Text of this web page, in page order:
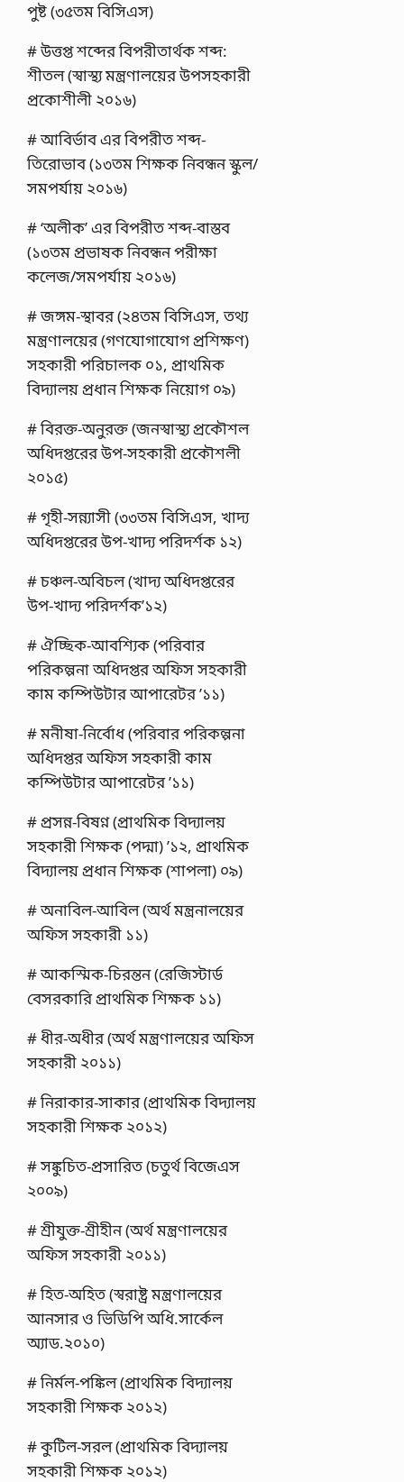
পুষ্ট (৩৫তম বিসিএস)
# উত্তপ্ত শব্দের বিপরীতার্থক শব্দ:
শীতল (স্বাস্থ্য মন্ত্রণালয়ের উপসহকারী
প্রকোশীলী ২০১৬)
# আবির্ভাব এর বিপরীত শব্দ-
তিরোভাব (১৩তম শিক্ষক নিবন্ধন স্কুল/
সমপর্যায় ২০১৬)
# ‘অলীক’ এর বিপরীত শব্দ-বাস্তব
(১৩তম প্রভাষক নিবন্ধন পরীক্ষা
কলেজ/সমপর্যায় ২০১৬)
# জঙ্গম-স্থাবর (২৪তম বিসিএস, তথ্য
মন্ত্রণালয়ের (গণযোগাযোগ প্রশিক্ষণ)
সহকারী পরিচালক ০১, প্রাথমিক
বিদ্যালয় প্রধান শিক্ষক নিয়োগ ০৯)
# বিরক্ত-অনুরক্ত (জনস্বাস্থ্য প্রকৌশল
অধিদপ্তরের উপ-সহকারী প্রকৌশলী
২০১৫)
# গৃহী-সন্ন্যাসী (৩৩তম বিসিএস, খাদ্য
অধিদপ্তরের উপ-খাদ্য পরিদর্শক ১২)
# চঞ্চল-অবিচল (খাদ্য অধিদপ্তরের
উপ-খাদ্য পরিদর্শক’১২)
# ঐচ্ছিক-আবশ্যিক (পরিবার
পরিকল্পনা অধিদপ্তর অফিস সহকারী
কাম কম্পিউটার আপারেটর ’১১)
# মনীষা-নির্বোধ (পরিবার পরিকল্পনা
অধিদপ্তর অফিস সহকারী কাম
কম্পিউটার আপারেটর ’১১)
# প্রসন্ন-বিষণ্ন (প্রাথমিক বিদ্যালয়
সহকারী শিক্ষক (পদ্মা) ’১২, প্রাথমিক
বিদ্যালয় প্রধান শিক্ষক (শাপলা) ০৯)
# অনাবিল-আবিল (অর্থ মন্ত্রনালয়ের
অফিস সহকারী ১১)
# আকস্মিক-চিরন্তন (রেজিস্টার্ড
বেসরকারি প্রাথমিক শিক্ষক ১১)
# ধীর-অধীর (অর্থ মন্ত্রণালয়ের অফিস
সহকারী ২০১১)
# নিরাকার-সাকার (প্রাথমিক বিদ্যালয়
সহকারী শিক্ষক ২০১২)
# সঙ্কুচিত-প্রসারিত (চতুর্থ বিজেএস
২০০৯)
# শ্রীযুক্ত-শ্রীহীন (অর্থ মন্ত্রণালয়ের
অফিস সহকারী ২০১১)
# হিত-অহিত (স্বরাষ্ট্র মন্ত্রণালয়ের
আনসার ও ভিডিপি অধি.সার্কেল
অ্যাড.২০১০)
# নির্মল-পঙ্কিল (প্রাথমিক বিদ্যালয়
সহকারী শিক্ষক ২০১২)
# কুটিল-সরল (প্রাথমিক বিদ্যালয়
সহকারী শিক্ষক ২০১২)